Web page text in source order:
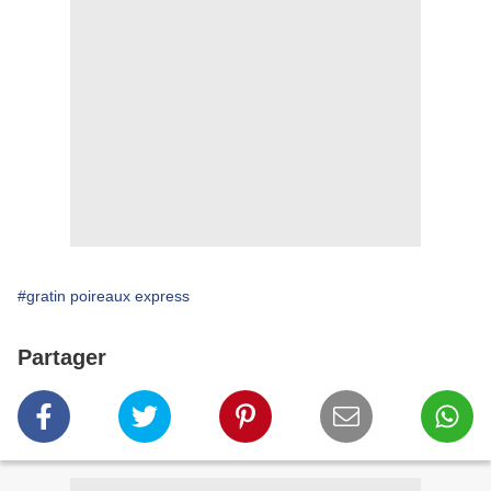
#gratin poireaux express
Partager